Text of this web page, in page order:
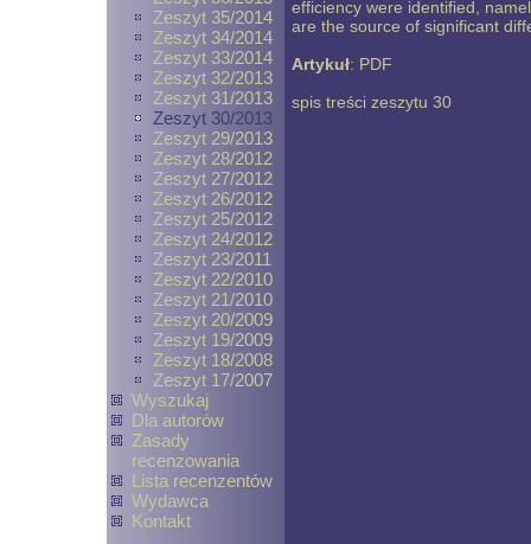
Zeszyt 35/2014
Zeszyt 34/2014
Zeszyt 33/2014
Zeszyt 32/2013
Zeszyt 31/2013
Zeszyt 30/2013
Zeszyt 29/2013
Zeszyt 28/2012
Zeszyt 27/2012
Zeszyt 26/2012
Zeszyt 25/2012
Zeszyt 24/2012
Zeszyt 23/2011
Zeszyt 22/2010
Zeszyt 21/2010
Zeszyt 20/2009
Zeszyt 19/2009
Zeszyt 18/2008
Zeszyt 17/2007
Wyszukaj
Dla autorów
Zasady
recenzowania
Lista recenzentów
Wydawca
Kontakt
efficiency were identified,
are the source of significant
Artykuł: PDF
spis treści zeszytu 30